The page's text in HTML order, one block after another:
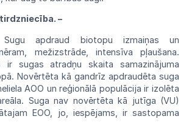
–
Sugu apdraud biotopu izmaiņas un
mežizstrāde, intensīva
pļaušana.
ir sugasatradņu skaita
samazinājuma
Novērtēta kā gandrīz apdraudēta suga
AOO un reģionālā populācija ir izolēta
Suga nav novērtēta kā jutīga (VU)
EOO, jo, iespējams, ir sastopama